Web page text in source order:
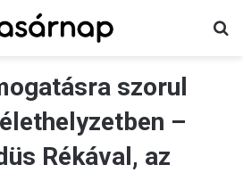
szorul
–
Rékával, az